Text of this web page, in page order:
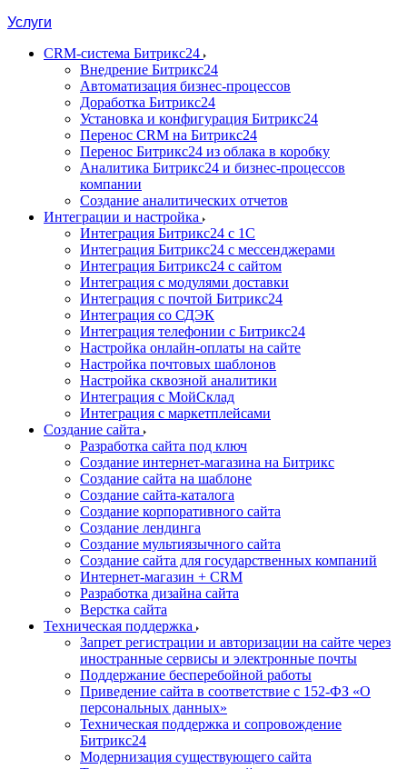
Услуги
CRM-система Битрикс24
Внедрение Битрикс24
Автоматизация бизнес-процессов
Доработка Битрикс24
Установка и конфигурация Битрикс24
Перенос CRM на Битрикс24
Перенос Битрикс24 из облака в коробку
Аналитика Битрикс24 и бизнес-процессов
компании
Создание аналитических отчетов
Интеграции и настройка
Интеграция Битрикс24 с 1С
Интеграция Битрикс24 с мессенджерами
Интеграция Битрикс24 с сайтом
Интеграция с модулями доставки
Интеграция с почтой Битрикс24
Интеграция со СДЭК
Интеграция телефонии с Битрикс24
Настройка онлайн-оплаты на сайте
Настройка почтовых шаблонов
Настройка сквозной аналитики
Интеграция с МойСклад
Интеграция с маркетплейсами
Создание сайта
Разработка сайта под ключ
Создание интернет-магазина на Битрикс
Создание сайта на шаблоне
Создание сайта-каталога
Создание корпоративного сайта
Создание лендинга
Создание мультиязычного сайта
Создание сайта для государственных компаний
Интернет-магазин + CRM
Разработка дизайна сайта
Верстка сайта
Техническая поддержка
Запрет регистрации и авторизации на сайте через
иностранные сервисы и электронные почты
Поддержание бесперебойной работы
Приведение сайта в соответствие с 152-ФЗ «О
персональных данных»
Техническая поддержка и сопровождение
Битрикс24
Модернизация существующего сайта